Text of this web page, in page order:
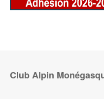
Club Alpin